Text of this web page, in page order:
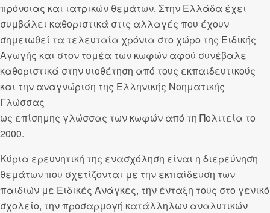
πρόνοιας και ιατρικών θεμάτων. Στην Ελλάδα έχει
συμβάλει καθοριστικά στις αλλαγές που έχουν
σημειωθεί τα τελευταία χρόνια στο χώρο της Ειδικής
Αγωγής και στον τομέα των κωφών αφού συνέβαλε
καθοριστικά στην υιοθέτηση από τους εκπαιδευτικούς
και την αναγνώριση της Ελληνικής Νοηματικής
Γλώσσας
ως επίσημης γλώσσας των κωφών από τη Πολιτεία το
2000.
Κύρια ερευνητική της ενασχόληση είναι η διερεύνηση
θεμάτων που σχετίζονται με την εκπαίδευση των
παιδιών με Ειδικές Ανάγκες, την ένταξη τους στο γενικό
σχολείο, την προσαρμογή κατάλληλων αναλυτικών